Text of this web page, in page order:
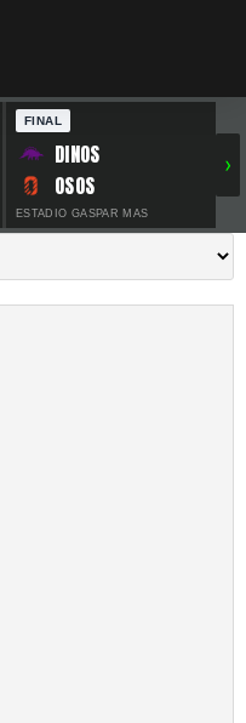
FINAL
DINOS
OSOS
ESTADIO GASPAR MAS
›